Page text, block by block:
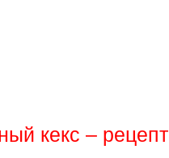
кекс – рецепт